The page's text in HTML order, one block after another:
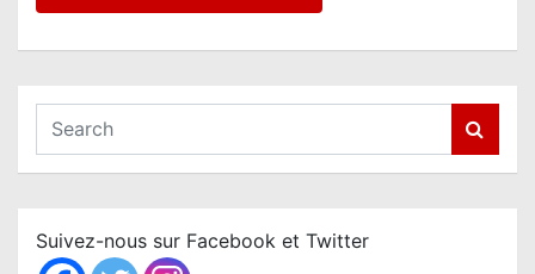
a
c
h
Suivez-nous sur Facebook et Twitter